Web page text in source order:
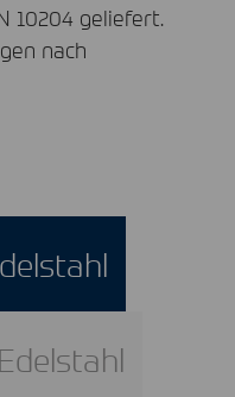
10204 geliefert.
nach